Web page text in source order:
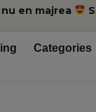
en majrea
Categories